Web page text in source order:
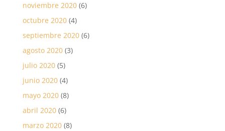
noviembre 2020(6)
octubre 2020(4)
septiembre 2020(6)
agosto 2020(3)
julio 2020(5)
junio 2020(4)
mayo 2020(8)
abril 2020(6)
marzo 2020(8)